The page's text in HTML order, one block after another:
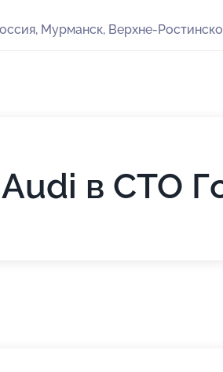
Мурманск, Верхне-
в СТО